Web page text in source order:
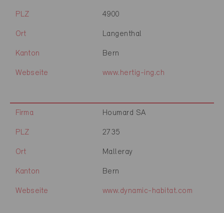
PLZ 4900
Ort Langenthal
Kanton Bern
Webseite www.hertig-ing.ch
Firma Houmard SA
PLZ 2735
Ort Malleray
Kanton Bern
Webseite www.dynamic-habitat.com